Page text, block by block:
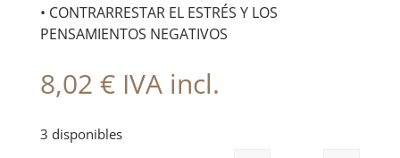
• CONTRARRESTAR EL ESTRÉS Y LOS
PENSAMIENTOS NEGATIVOS
8,02 € IVA incl.
3 disponibles